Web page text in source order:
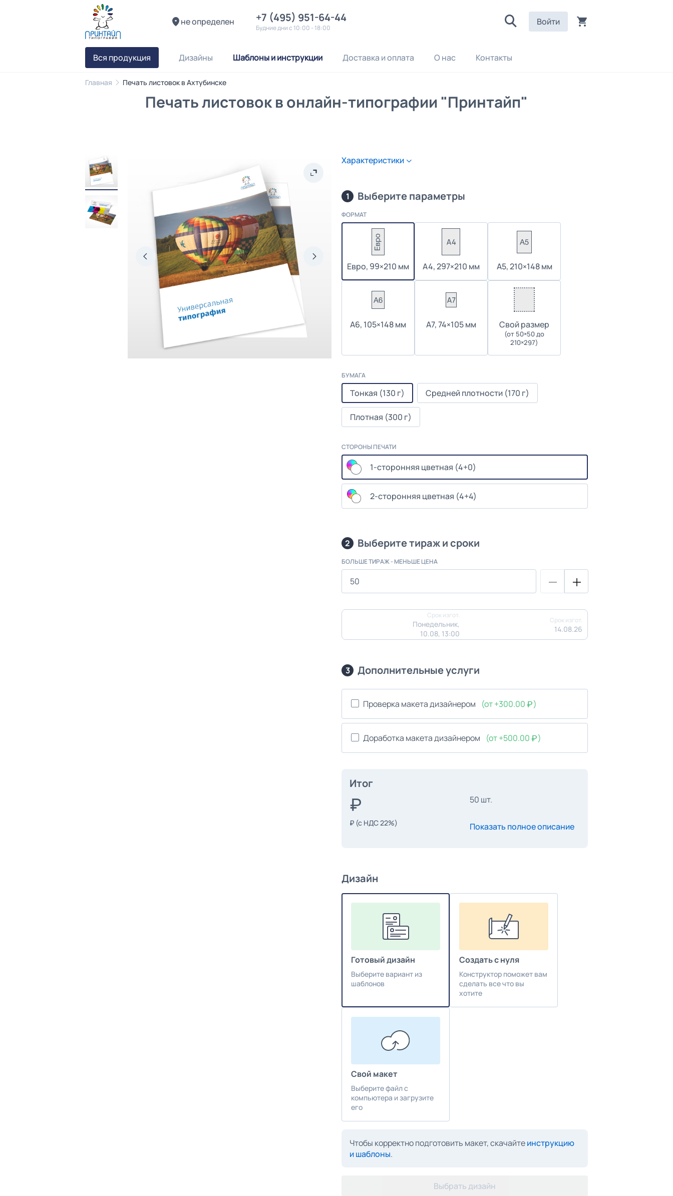
не определен +7 (495) 951-64-44
Будние дни с 10:00 - 18:00
Войти
Вся продукция Дизайны Шаблоны и инструкции Доставка и оплата О нас Контакты
Главная Печать листовок в Ахтубинске
Печать листовок в онлайн-типографии "Принтайп"
Характеристики
1 Выберите параметры
ФОРМАТ
Евро, 99×210 мм А4, 297×210 мм А5, 210×148 мм
А6, 105×148 мм А7, 74×105 мм Cвой размер
(от 50×50 до
210×297)
БУМАГА
Тонкая (130 г) Средней плотности (170 г)
Плотная (300 г)
СТОРОНЫ ПЕЧАТИ
1-сторонняя цветная (4+0)
2-сторонняя цветная (4+4)
2 Выберите тираж и сроки
БОЛЬШЕ ТИРАЖ - МЕНЬШЕ ЦЕНА
Срок изгот.
Понедельник,
10.08, 13:00
Срок изгот.
14.08.26
3 Дополнительные услуги
Проверка макета дизайнером (от +300.00 )
Доработка макета дизайнером (от +500.00 )
Итог
₽ (с НДС 22%)
50 шт.
Показать полное описание
Дизайн
Готовый дизайн
Выберите вариант из
шаблонов
Создать с нуля
Конструктор поможет вам
сделать все что вы
хотите
Свой макет
Выберите файл с
компьютера и загрузите
его
Чтобы корректно подготовить макет, скачайтеинструкцию
и шаблоны.
Выбрать дизайн